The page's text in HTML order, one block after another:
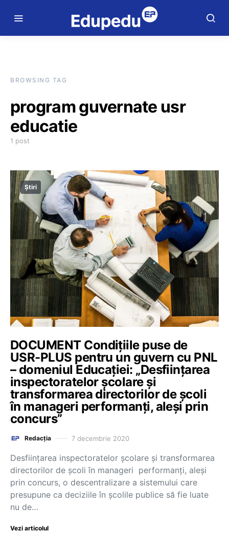
BROWSING TAG
program guvernate usr
educatie
1 post
Știri
DOCUMENT Condiţiile puse de
USR-PLUS pentru un guvern cu PNL
– domeniul Educației: „Desfiinţarea
inspectoratelor şcolare şi
transformarea directorilor de şcoli
în manageri performanţi, aleşi prin
concurs”
Redacția 7 decembrie 2020
Desfiinţarea inspectoratelor şcolare şi transformarea
directorilor de şcoli în manageri performanţi, aleşi
prin concurs, o descentralizare a sistemului care
presupune ca deciziile în şcolile publice să fie luate
nu de…
Vezi articolul